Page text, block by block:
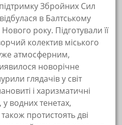
Збройних Сил
в Балтському
року. Підготували її
колектив міського
атмосферним,
новорічне
глядачів у світ
і харизматичні
водних тенетах,
протистоять дві